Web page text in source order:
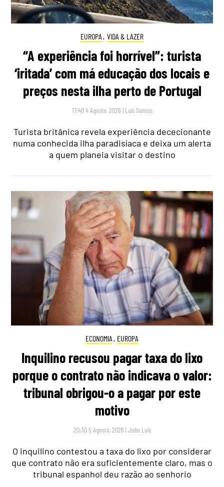
EUROPA , VIDA & LAZER
“A experiência foi horrível”: turista
‘iritada’ com má educação dos locais e
preços nesta ilha perto de Portugal
17:40 4 Agosto, 2026 | Luís Santos
Turista britânica revela experiência dececionante
numa conhecida ilha paradisíaca e deixa um alerta
a quem planeia visitar o destino
ECONOMIA , EUROPA
Inquilino recusou pagar taxa do lixo
porque o contrato não indicava o valor:
tribunal obrigou-o a pagar por este
motivo
20:30 5 Agosto, 2026 |João Luís
O inquilino contestou a taxa do lixo por considerar
que contrato não era suficientemente claro, mas o
tribunal espanhol deu razão ao senhorio